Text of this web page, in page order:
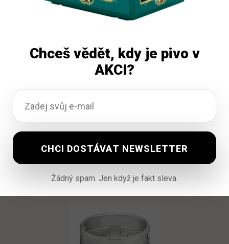
Kamenická 12 světlý ležák 30L
Vyprodáno
1 711,99Kčvč. DPH
Čtěte více
Chceš vědět, kdy je pivo v
AKCI?
Žádný spam. Jen když je fakt sleva.